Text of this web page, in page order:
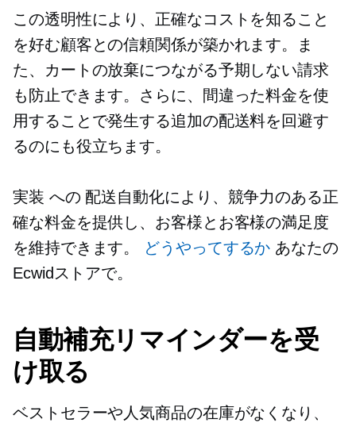
この透明性により、正確なコストを知ること
を好む顧客との信頼関係が築かれます。ま
た、カートの放棄につながる予期しない請求
も防止できます。さらに、間違った料金を使
用することで発生する追加の配送料を回避す
るのにも役立ちます。
実装 への 配送自動化により、競争力のある正
確な料金を提供し、お客様とお客様の満足度
を維持できます。
どうやってするか あなたの
Ecwidストアで。
自動補充リマインダーを受
け取る
ベストセラーや人気商品の在庫がなくなり、